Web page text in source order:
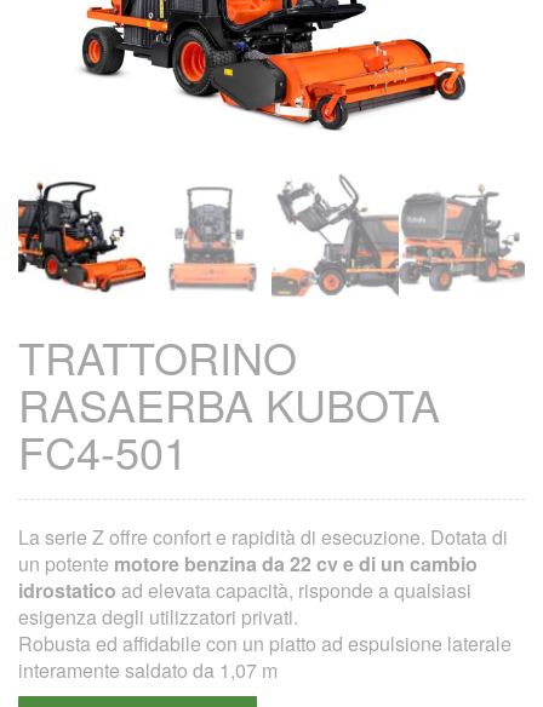
TRATTORINO
RASAERBA KUBOTA
FC4-501
La serie Z offre confort e rapidità di esecuzione. Dotata di
un potente motore benzina da 22 cv e di un cambio
idrostatico ad elevata capacità, risponde a qualsiasi
esigenza degli utilizzatori privati.
Robusta ed affidabile con un piatto ad espulsione laterale
interamente saldato da 1,07 m